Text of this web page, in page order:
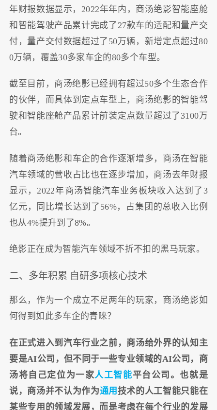
年财报数据显示，2022年年内，商汤绝影智能座舱
和智能驾驶产品累计完成了27款车的适配和量产交
付，量产交付数据超过了50万辆，新增定点超过80
0万辆，覆盖30多家车企的80多个车型。
截至目前，商汤绝影已经拥有超过50多个生态合作
的伙伴，而具体到定点车型上，商汤绝影的智能驾
驶和智能座舱产品累计前装定点数量超过了3100万
台。
随着商汤绝影和车企的合作逐渐增多，商汤在智能
汽车领域的营收占比也在逐步增加，商汤去年财报
显示，2022年商汤智能汽车业务板块收入达到了3
亿元，同比增长达到了56%，占集团的总收入比例
也从4%提升到了8%。
绝影正在成为智能汽车领域不折不扣的黑马玩家。
二、多年积累 自研多项核心技术
那么，作为一个成立不足两年的玩家，商汤绝影如
何得到如此多车企的青睐？
在正式进入到汽车行业之前，商汤给外界的认知主
要是AI公司，但不同于一些专业领域的AI公司，商
汤将自己定位为一家人工智能平台公司。也就是
说，商汤并不认为作为通用 技术的人工智能只能在
某些专用的领域发展，而是考虑在每个行业的发展